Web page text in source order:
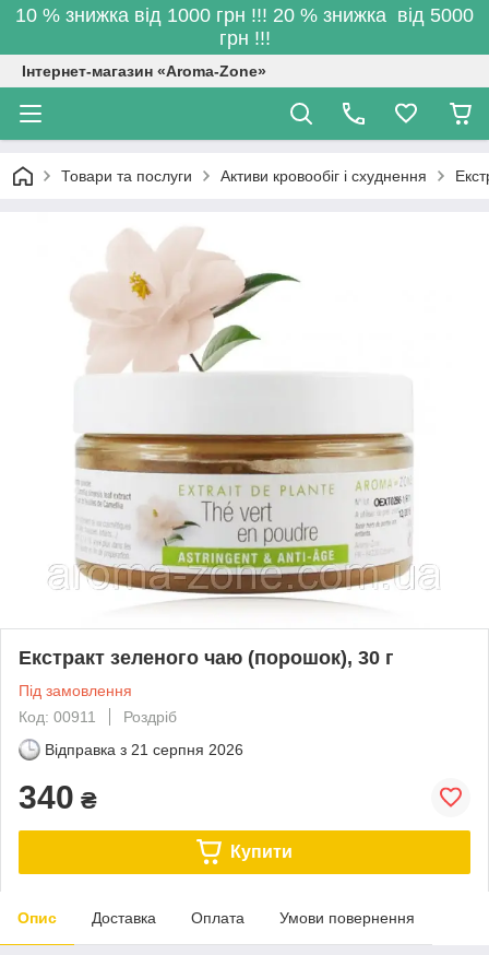
10 % знижка від 1000 грн !!! 20 % знижка від 5000
грн !!!
Інтернет-магазин «Aroma-Zone»
Товари та послуги Активи кровообіг і схуднення
Екстракт зеленого чаю (порошок), 30 г
Під замовлення
Код: 00911
Роздріб
Відправка з 21 серпня 2026
340 ₴
Купити
Опис Доставка Оплата Умови повернення